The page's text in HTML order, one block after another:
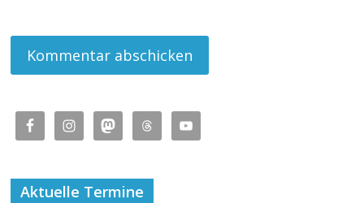
Aktuelle Termine